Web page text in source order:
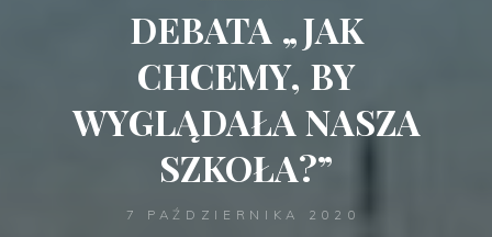
DEBATA „JAK
CHCEMY, BY
WYGLĄDAŁA NASZA
SZKOŁA?”
7 PAŹDZIERNIKA 2020